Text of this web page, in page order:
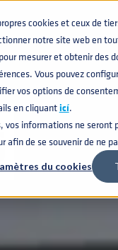
cookies et ceux de
notre site web en
mesurer et obtenir des
Vous pouvez
vos options de
en cliquanticí.
informations ne seront
de se souvenir de ne
du cookies